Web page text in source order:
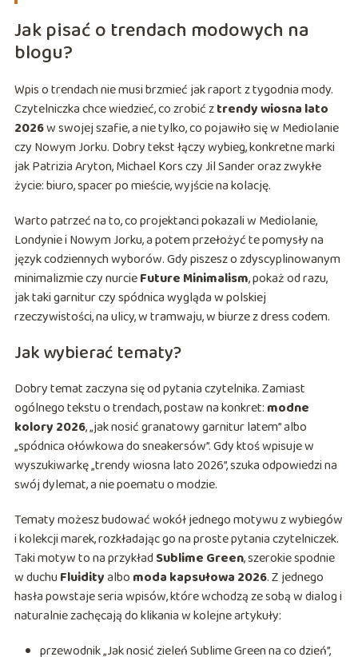
Jak pisać o trendach modowych na
blogu?
Wpis o trendach nie musi brzmieć jak raport z tygodnia mody.
Czytelniczka chce wiedzieć, co zrobić ztrendy wiosna lato
2026w swojej szafie, a nie tylko, co pojawiło się w Mediolanie
czy Nowym Jorku. Dobry tekst łączy wybieg, konkretne marki
jak Patrizia Aryton, Michael Kors czy Jil Sander oraz zwykłe
życie: biuro, spacer po mieście, wyjście na kolację.
Warto patrzeć na to, co projektanci pokazali w Mediolanie,
Londynie i Nowym Jorku, a potem przełożyć te pomysły na
język codziennych wyborów. Gdy piszesz o zdyscyplinowanym
minimalizmie czy nurcieFuture Minimalism, pokaż od razu,
jak taki garnitur czy spódnica wygląda w polskiej
rzeczywistości, na ulicy, w tramwaju, w biurze z dress codem.
Jak wybierać tematy?
Dobry temat zaczyna się od pytania czytelnika. Zamiast
ogólnego tekstu o trendach, postaw na konkret: modne
kolory 2026, „jak nosić granatowy garnitur latem” albo
„spódnica ołówkowa do sneakersów”. Gdy ktoś wpisuje w
wyszukiwarkę „trendy wiosna lato 2026”, szuka odpowiedzi na
swój dylemat, a nie poematu o modzie.
Tematy możesz budować wokół jednego motywu z wybiegów
i kolekcji marek, rozkładając go na proste pytania czytelniczek.
Taki motyw to na przykład Sublime Green, szerokie spodnie
w duchuFluidityalbo moda kapsułowa 2026. Z jednego
hasła powstaje seria wpisów, które wchodzą ze sobą w dialog i
naturalnie zachęcają do klikania w kolejne artykuły:
przewodnik „Jak nosić zieleń Sublime Green na co dzień”,